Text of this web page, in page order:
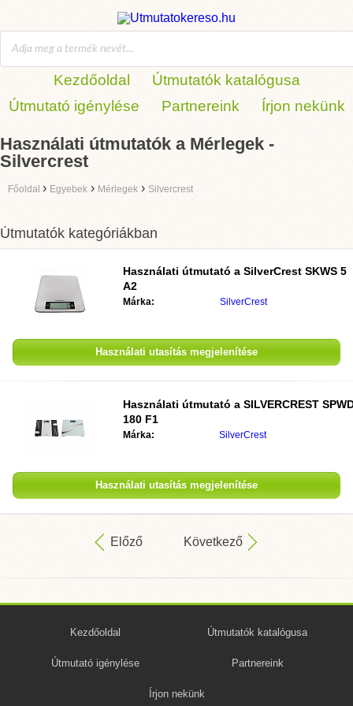
Kezdőoldal
Útmutatók katalógusa
Útmutató igénylése
Partnereink Írjon nekünk
Használati útmutatók a Mérlegek -
Silvercrest
Főoldal › Egyebek › Mérlegek › Silvercrest
Útmutatók kategóriákban
Használati útmutató a SilverCrest SKWS 5
A2
Márka: SilverCrest
Használati utasítás megjelenítése
Használati útmutató a SILVERCREST
180 F1
Márka: SilverCrest
Használati utasítás megjelenítése
Előző Következő
Kezdőoldal Útmutatók katalógusa
Útmutató igénylése Partnereink
Írjon nekünk